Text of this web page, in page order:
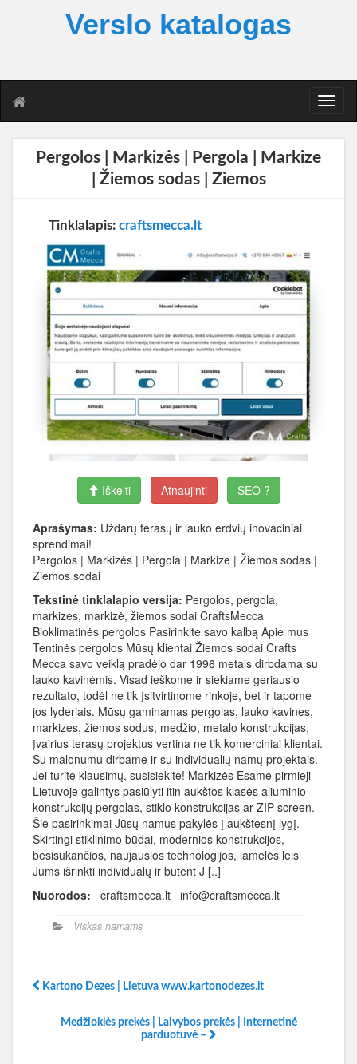
Verslo katalogas
T
o
Pergolos | Markizės | Pergola | Markize
| Žiemos sodas | Ziemos
Tinklalapis: craftsmecca.lt
Iškelti Atnaujinti SEO ?
Aprašymas: Uždarų terasų ir lauko erdvių inovaciniai
sprendimai!
Pergolos | Markizės | Pergola | Markize | Žiemos sodas |
Ziemos sodai
Tekstinė tinklalapio versija: Pergolos, pergola,
markizes, markizė, žiemos sodai CraftsMecca
Bioklimatinės pergolos Pasirinkite savo kalbą Apie mus
Tentinės pergolos Mūsų klientai Žiemos sodai Crafts
Mecca savo veiklą pradėjo dar 1996 metais dirbdama su
lauko kavinėmis. Visad ieškome ir siekiame geriausio
rezultato, todėl ne tik įsitvirtinome rinkoje, bet ir tapome
jos lyderiais. Mūsų gaminamas pergolas, lauko kavines,
markizes, žiemos sodus, medžio, metalo konstrukcijas,
įvairius terasų projektus vertina ne tik komerciniai klientai.
Su malonumu dirbame ir su individualių namų projektais.
Jei turite klausimų, susisiekite! Markizės Esame pirmieji
Lietuvoje galintys pasiūlyti itin aukštos klasės aliuminio
konstrukcijų pergolas, stiklo konstrukcijas ar ZIP screen.
Šie pasirinkimai Jūsų namus pakylės į aukštesnį lygį.
Skirtingi stiklinimo būdai, modernios konstrukcijos,
besisukančios, naujausios technologijos, lamelės leis
Jums išrinkti individualų ir būtent J [..]
Nuorodos: craftsmecca.lt info@craftsmecca.lt
Viskas namams
Kartono Dezes | Lietuva www.kartonodezes.lt
Medžioklės prekės | Laivybos prekės | Internetinė
parduotuvė –